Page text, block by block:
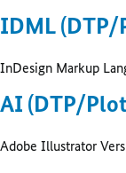
IDML (DTP/
InDesign Markup
AI (DTP/
Adobe Illustrator